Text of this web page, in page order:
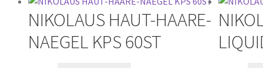
NIKOLAUS HAUT-HAARE-
NAEGEL KPS 60ST